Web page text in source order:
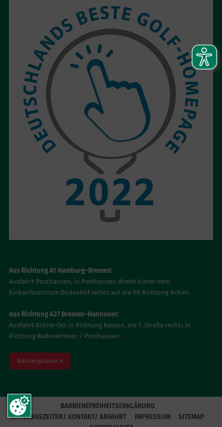
Aus Richtung A1 Hamburg–Bremen:
Ausfahrt Posthausen, in Posthausen direkt hinter dem
Einkaufszentrum Dodenhof rechts auf die K6 Richtung Achim.
Aus Richtung A27 Bremen–Hannover:
Ausfahrt Achim-Ost in Richtung Bassen, die 1. Straße rechts in
Richtung Badenermoor / Posthausen.
Routenplaner »
BARRIEREFREIHEITSERKLÄRUNG
ÖFFNUNGSZEITEN/ KONTAKT/ ANFAHRT
IMPRESSUM
SITEMAP